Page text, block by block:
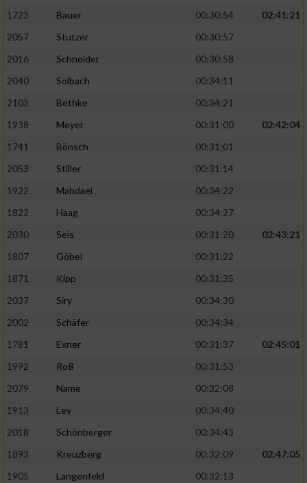
1723
Bauer 00:30:54
02:41:21
2057
Stutzer
00:30:57
2016
Schneider
00:30:58
2040
Solbach
00:34:11
2103
Bethke
00:34:21
1938
Meyer 00:31:00
02:42:04
1741
Bönsch
00:31:01
2053
Stiller
00:31:14
1922
Mahdaei
00:34:22
1822
Haag
00:34:27
2030
Seis 00:31:20
02:43:21
1807
Göbel
00:31:22
1871
Kipp
00:31:35
2037
Siry
00:34:30
2002
Schäfer
00:34:34
1781
Exner 00:31:37
02:45:01
1992
Roß
00:31:53
2079
Name
00:32:08
1913
Ley
00:34:40
2018
Schönberger
00:34:43
1893
Kreuzberg 00:32:09
02:47:05
1905
Langenfeld
00:32:13